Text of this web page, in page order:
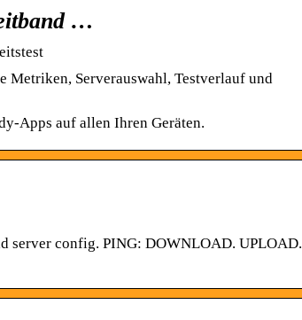
…
Metriken, Serverauswahl, Testverlauf und
Apps auf allen Ihren Geräten.
server config. PING: DOWNLOAD. UPLOAD.